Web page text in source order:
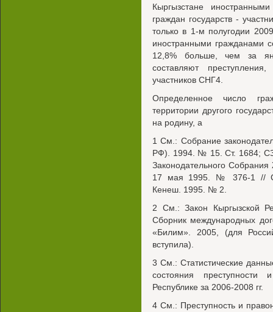
Кыргызстане
граждан государств -
только в 1-м полугодии
иностранными гражданами
12,8% больше, чем за
составляют
участников СНГ4.
Определенное число
территории другого
на родину, а
1 См.: Собрание
РФ). 1994. № 15. Ст. 1684;
Законодательного
17 мая 1995. № 376-1 //
Кенеш. 1995. № 2.
2 См.: Закон Кыргызской
Сборник международных
«Билим». 2005, (для
вступила).
3 См.: Статистические
состояния
Республике за 2006-2008 гг.
4 См.: Преступность и